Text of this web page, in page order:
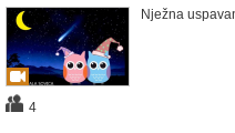
Nježna
4